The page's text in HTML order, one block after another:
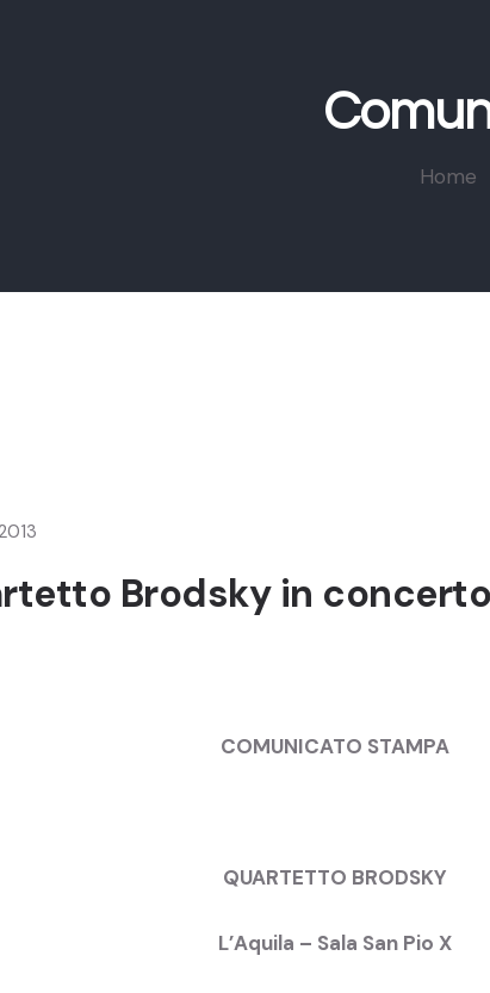
Home
Brodsky in concerto
COMUNICATO STAMPA
QUARTETTO BRODSKY
L’Aquila – Sala San Pio X